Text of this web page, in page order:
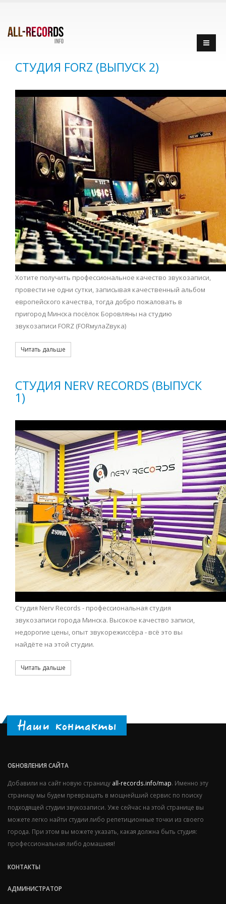
СТУДИЯ FORZ (ВЫПУСК 2)
Хотите получить профессиональное качество звукозаписи,
провести не одни сутки, записывая качественный альбом
европейского качества, тогда добро пожаловать в
пригород Минска посёлок Боровляны на студию
звукозаписи FORZ (FORмулаZвука)
Читать дальше
СТУДИЯ NERV RECORDS (ВЫПУСК
1)
Студия Nerv Records - профессиональная студия
звукозаписи города Минска. Высокое качество записи,
недорогие цены, опыт звукорежиссёра - всё это вы
найдёте на этой студии.
Читать дальше
Наши контакты
ОБНОВЛЕНИЯ САЙТА
Добавили на сайт новую страницу all-records.info/map. Именно эту
страницу мы будем превращать в мощнейший сервис по поиску
подходящей студии звукозаписи. Уже сейчас на этой странице вы
можете легко найти студии либо репетиционные точки из своего
города. При этом вы можете указать, какая должна быть студия:
профессиональная либо домашняя!
КОНТАКТЫ
АДМИНИСТРАТОР